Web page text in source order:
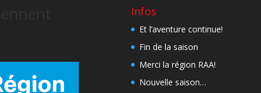
Infos
Et l’aventure continue!
Fin de la saison
Merci la région RAA!
Nouvelle saison…